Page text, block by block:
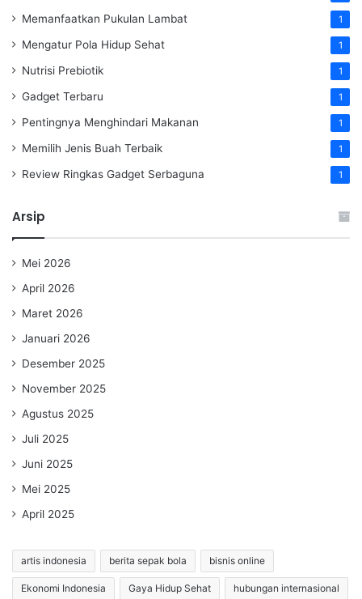
Memanfaatkan Pukulan Lambat 1
Mengatur Pola Hidup Sehat 1
Nutrisi Prebiotik 1
Gadget Terbaru 1
Pentingnya Menghindari Makanan 1
Memilih Jenis Buah Terbaik 1
Review Ringkas Gadget Serbaguna 1
Arsip
Mei 2026
April 2026
Maret 2026
Januari 2026
Desember 2025
November 2025
Agustus 2025
Juli 2025
Juni 2025
Mei 2025
April 2025
artis indonesia berita sepak bola bisnis online
Ekonomi Indonesia Gaya Hidup Sehat hubungan internasional